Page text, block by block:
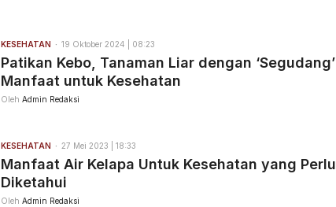
KESEHATAN 19 Oktober 2024 | 08:23
Patikan Kebo, Tanaman Liar dengan ‘Segudang’
Manfaat untuk Kesehatan
Oleh Admin Redaksi
KESEHATAN 27 Mei 2023 | 18:33
Manfaat Air Kelapa Untuk Kesehatan yang Perlu
Diketahui
Oleh Admin Redaksi